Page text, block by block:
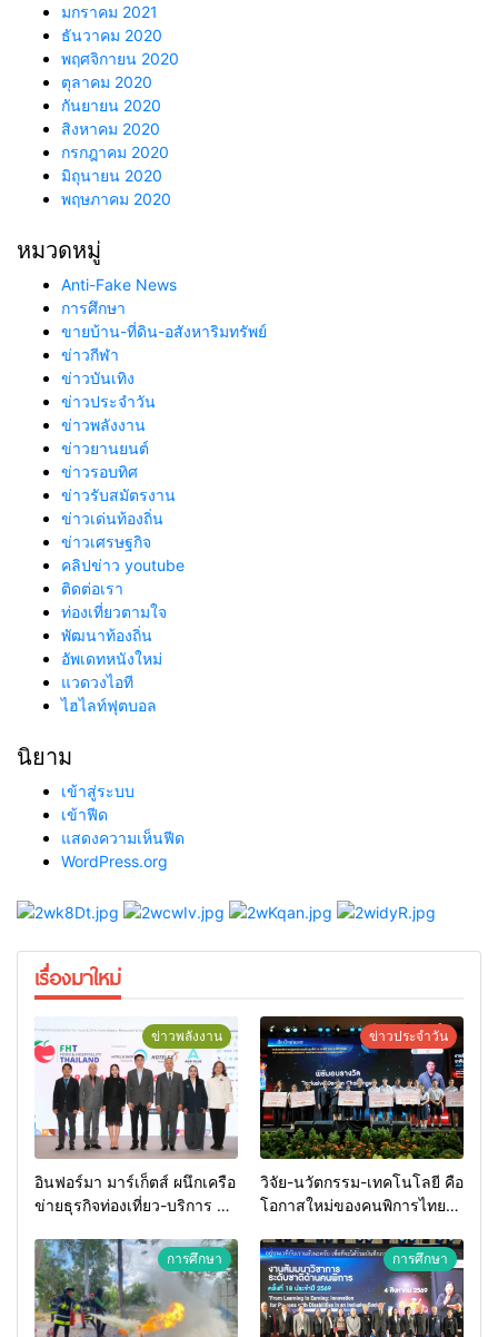
มกราคม 2021
ธันวาคม 2020
พฤศจิกายน 2020
ตุลาคม 2020
กันยายน 2020
สิงหาคม 2020
กรกฎาคม 2020
มิถุนายน 2020
พฤษภาคม 2020
หมวดหมู่
Anti-Fake News
การศึกษา
ขายบ้าน-ที่ดิน-อสังหาริมทรัพย์
ข่าวกีฬา
ข่าวบันเทิง
ข่าวประจำวัน
ข่าวพลังงาน
ข่าวยานยนต์
ข่าวรอบทิศ
ข่าวรับสมัตรงาน
ข่าวเด่นท้องถิ่น
ข่าวเศรษฐกิจ
คลิปข่าว youtube
ติดต่อเรา
ท่องเที่ยวตามใจ
พัฒนาท้องถิ่น
อัพเดทหนังใหม่
แวดวงไอที
ไฮไลท์ฟุตบอล
นิยาม
เข้าสู่ระบบ
เข้าฟีด
แสดงความเห็นฟีด
WordPress.org
เรื่องมาใหม่
ข่าวพลังงาน
อินฟอร์มา มาร์เก็ตส์ ผนึกเครือ
ข่ายธุรกิจท่องเที่ยว-บริการ จัด
2026 เชื่อม 4 งานใหญ่ สร้าง
โอกาสธุรกิจครบวงจร ด้วย
ครับ
ข่าวประจำวัน
วิจัย-นวัตกรรม-เทคโนโลยี คือ
โอกาสใหม่ของคนพิการไทย
ประเทศ
การศึกษา การศึกษา